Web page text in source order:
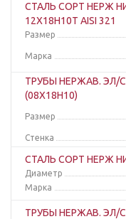
СТАЛЬ СОРТ НЕРЖ
12Х18Н10Т AISI 321
Размер
Марка
ТРУБЫ НЕРЖАВ. ЭЛ/
(08Х18Н10)
Размер
Стенка
СТАЛЬ СОРТ НЕРЖ
Диаметр
Марка
ТРУБЫ НЕРЖАВ. ЭЛ/